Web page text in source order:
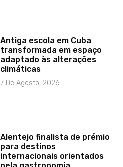
Antiga escola em Cuba
transformada em espaço
adaptado às alterações
climáticas
7 De Agosto, 2026
Alentejo finalista de prémio
para destinos
internacionais orientados